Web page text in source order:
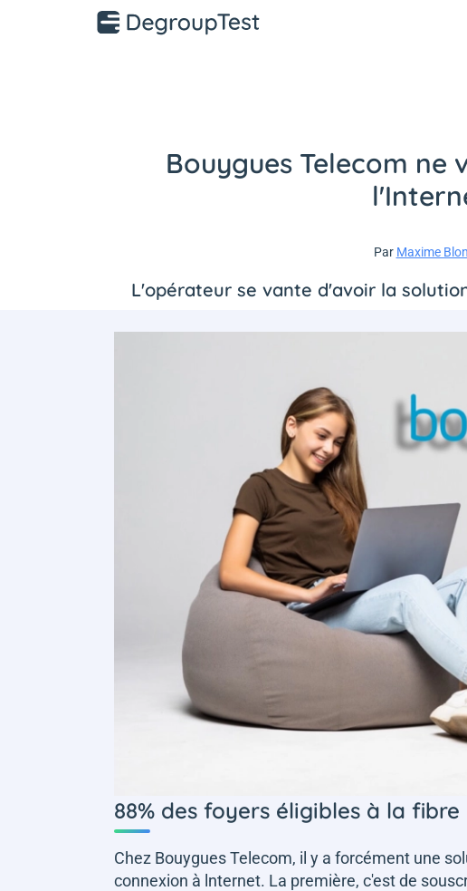
Bouygues Telecom
Par Maxime
L'opérateur se vante d'avoir la
88% des foyers éligibles à la fibre
Chez Bouygues Telecom, il y a forcément une
connexion à lnternet. La première, c'est de